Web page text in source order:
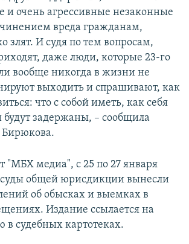
и очень агрессивные незаконные
вреда гражданам,
злят. И судя по тем вопросам,
даже люди, которые 23-го
вообще никогда в жизни не
выходить и спрашивают, как
что с собой иметь, как себя
будут задержаны, – сообщила
Бирюкова.
"МБХ медиа", с 25 по 27 января
общей юрисдикции вынесли
об обысках и выемках в
Издание ссылается на
судебных картотеках.